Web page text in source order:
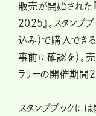
販売が開始された
2025』。スタンプ
込み）で購入でき
事前に確認を）。
ラリーの開催期間
スタンプブックに